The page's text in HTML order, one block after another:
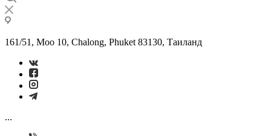
161/51, Moo 10, Chalong, Phuket 83130, Таиланд
...